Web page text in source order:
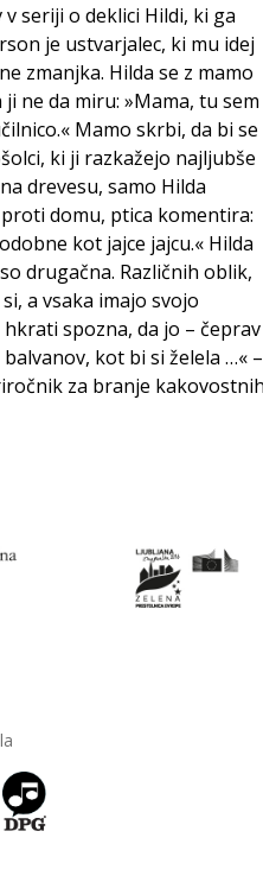
seriji o deklici Hildi, ki ga
je ustvarjalec, ki mu idej
zmanjka. Hilda se z mamo
ne da miru: »Mama, tu sem
Mamo skrbi, da bi se
ki ji razkažejo najljubše
drevesu, samo Hilda
domu, ptica komentira:
kot jajce jajcu.« Hilda
drugačna. Različnih oblik,
a vsaka imajo svojo
spozna, da jo – čeprav
kot bi si želela …« –
za branje kakovostnih